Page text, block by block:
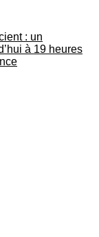
: un
à 19 heures